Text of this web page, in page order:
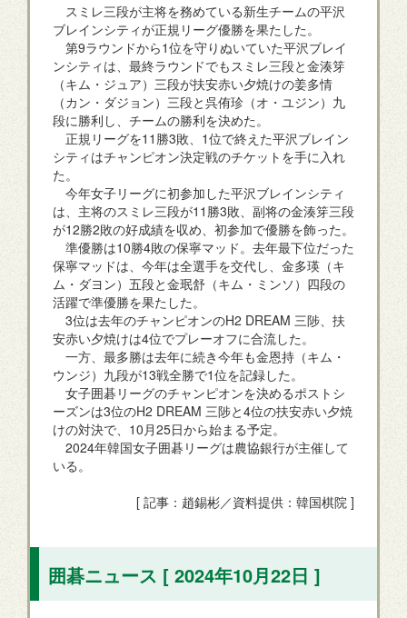
スミレ三段が主将を務めている新生チームの平沢
ブレインシティが正規リーグ優勝を果たした。
第9ラウンドから1位を守りぬいていた平沢ブレイ
ンシティは、最終ラウンドでもスミレ三段と金湊笌
（キム・ジュア）三段が扶安赤い夕焼けの姜多情
（カン・ダジョン）三段と呉侑珍（オ・ユジン）九
段に勝利し、チームの勝利を決めた。
正規リーグを11勝3敗、1位で終えた平沢ブレイン
シティはチャンピオン決定戦のチケットを手に入れ
た。
今年女子リーグに初参加した平沢ブレインシティ
は、主将のスミレ三段が11勝3敗、副将の金湊笌三段
が12勝2敗の好成績を収め、初参加で優勝を飾った。
準優勝は10勝4敗の保寧マッド。去年最下位だった
保寧マッドは、今年は全選手を交代し、金多瑛（キ
ム・ダヨン）五段と金珉舒（キム・ミンソ）四段の
活躍で準優勝を果たした。
3位は去年のチャンピオンのH2 DREAM 三陟、扶
安赤い夕焼けは4位でプレーオフに合流した。
一方、最多勝は去年に続き今年も金恩持（キム・
ウンジ）九段が13戦全勝で1位を記録した。
女子囲碁リーグのチャンピオンを決めるポストシ
ーズンは3位のH2 DREAM 三陟と4位の扶安赤い夕焼
けの対決で、10月25日から始まる予定。
2024年韓国女子囲碁リーグは農協銀行が主催して
いる。
[ 記事：趙錫彬／資料提供：韓国棋院 ]
囲碁ニュース [ 2024年10月22日 ]